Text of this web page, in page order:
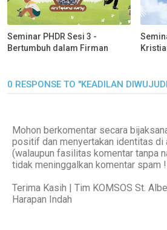
Seminar PHDR Sesi 3 -
Bertumbuh dalam Firman
0 RESPONSE TO "KEADILAN
Mohon berkomentar secara
positif dan menyertakan identitas di
(walaupun fasilitas komentar tanpa
tidak meninggalkan komentar spam !
Terima Kasih | Tim KOMSOS St.
Harapan Indah